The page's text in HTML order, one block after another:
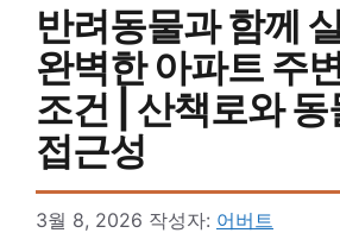
반려동물과 함께
완벽한 아파트 주
조건 | 산책로와
접근성
3월 8, 2026 작성자: 어버트